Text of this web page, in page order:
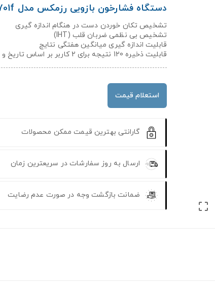

دستگاه فشارخون بازویی رزمکس مدل MW701f
تشخیص تکان خوردن دست در هنگام اندازه گیری
تشخیص بی نظمی ضربان قلب (IHT)
قابلیت اندازه گیری میانگین هفتگی نتایج
قابلیت ذخیره 120 نتیجه برای 2 کاربر بر اساس تاریخ و ساعت
استعلام قیمت
گارانتی بهترین قیمت ممکن محصولات
ارسال به روز سفارشات در سریعترین زمان
ضمانت بازگشت وجه در صورت عدم رضایت